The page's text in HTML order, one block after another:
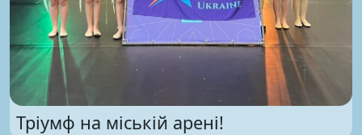
Тріумф на міській арені!